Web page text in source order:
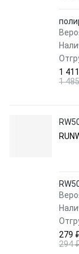
1
1
279
294